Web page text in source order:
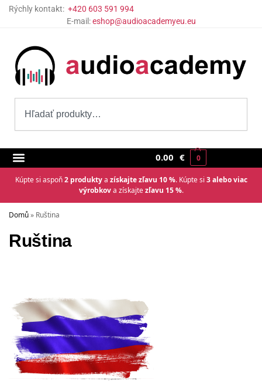
Rýchly kontakt: +420 603 591 994
E-mail:eshop@audioacademyeu.eu
0.00 € 0
Kúpte si aspoň2 produktya získajte zľavu 10 %. Kúpte si 3 alebo viac
výrobkova získajtezľavu 15 %.
Domů» Ruština
Ruština